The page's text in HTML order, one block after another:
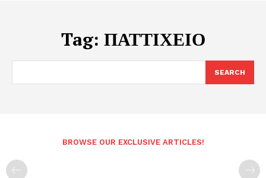
Tag: ΠΑΤΤΙΧΕΙΟ
SEARCH
BROWSE OUR EXCLUSIVE ARTICLES!